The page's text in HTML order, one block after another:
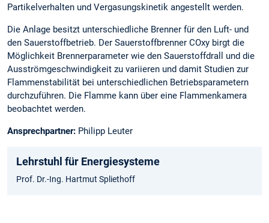
Partikelverhalten und Vergasungskinetik angestellt werden.
Die Anlage besitzt unterschiedliche Brenner für den Luft- und
den Sauerstoffbetrieb. Der Sauerstoffbrenner COxy birgt die
Möglichkeit Brennerparameter wie den Sauerstoffdrall und die
Ausströmgeschwindigkeit zu variieren und damit Studien zur
Flammenstabilität bei unterschiedlichen Betriebsparametern
durchzuführen. Die Flamme kann über eine Flammenkamera
beobachtet werden.
Ansprechpartner: Philipp Leuter
Lehrstuhl für Energiesysteme
Prof. Dr.-Ing. Hartmut Spliethoff